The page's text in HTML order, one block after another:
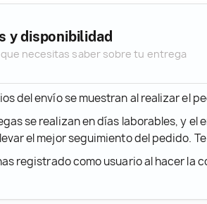
y disponibilidad
necesitas saber sobre tu entrega
del envío se muestran al realizar el
se realizan en días laborables, y el
el mejor seguimiento del pedido.
registrado como usuario al hacer la